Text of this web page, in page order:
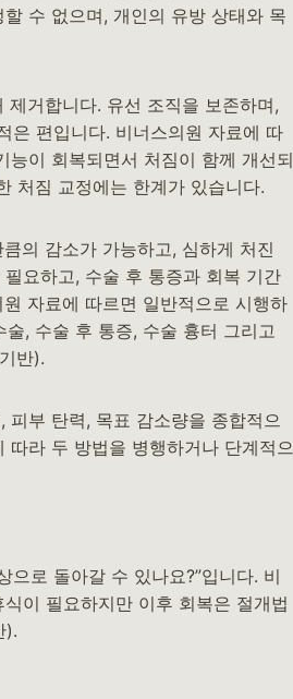
수 없으며, 개인의 유방 상태와 목
거합니다. 유선 조직을 보존하며,
은 편입니다. 비너스의원 자료에 따
이 회복되면서 처짐이 함께 개선되
처짐 교정에는 한계가 있습니다.
의 감소가 가능하고, 심하게 처진
요하고, 수술 후 통증과 회복 기간
자료에 따르면 일반적으로 시행하
, 수술 후 통증, 수술 흉터 그리고
반).
부 탄력, 목표 감소량을 종합적으
라 두 방법을 병행하거나 단계적으
로 돌아갈 수 있나요?”입니다. 비
이 필요하지만 이후 회복은 절개법
).